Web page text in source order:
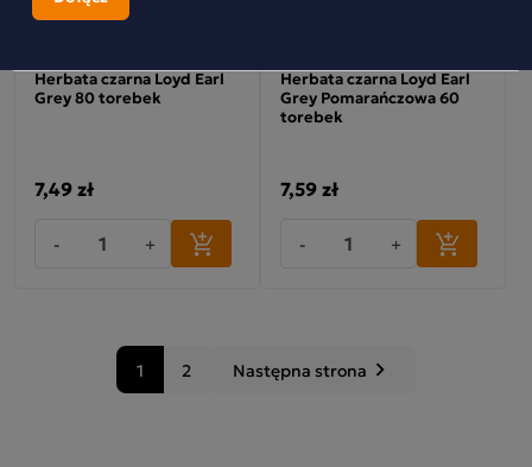
Herbata czarna Loyd Earl
Grey 80 torebek
7,49 zł
- +
Herbata czarna Loyd Earl
Grey Pomarańczowa 60
torebek
7,59 zł
- +
1 2 Następny
keyboard_arrow_right
Następna strona